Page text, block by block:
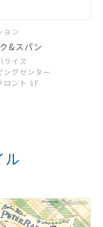
ョン
&スパン
ライズ
ングセンター
タウンフロント 1F
ル